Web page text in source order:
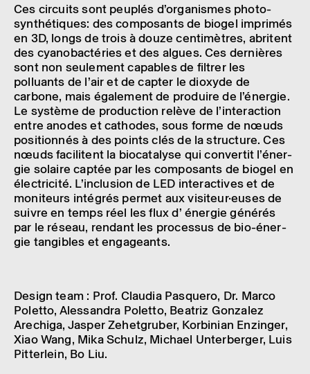
Ces circuits sont peuplés d’or­ga­nismes photo-
synthé­tiques: des compo­sants de biogel impri­més
en 3D, longs de trois à douze centi­mètres, abritent
des cyano­bac­té­ries et des algues. Ces dernières
sont non seule­ment capables de filtrer les
polluants de l’air et de capter le dioxyde de
carbone, mais égale­ment de produire de l’éner­gie.
Le système de produc­tion relève de l’in­ter­ac­tion
entre anodes et cathodes, sous forme de nœuds
posi­tion­nés à des points clés de la struc­ture. Ces
nœuds faci­litent la bioca­ta­lyse qui conver­tit l’éner­
gie solaire captée par les compo­sants de biogel en
élec­tri­cité. L’in­clu­sion de LED inter­ac­tives et de
moni­teurs inté­grés permet aux visi­teur·euses de
suivre en temps réel les flux d’ éner­gie géné­rés
par le réseau, rendant les proces­sus de bio-éner­
gie tangibles et enga­geants.
Design team : Prof. Clau­dia Pasquero, Dr. Marco
Poletto, Ales­san­dra Poletto, Beatriz Gonza­lez
Arechiga, Jasper Zehet­gru­ber, Korbi­nian Enzin­ger,
Xiao Wang, Mika Schulz, Michael Unter­ber­ger, Luis
Pitter­lein, Bo Liu.